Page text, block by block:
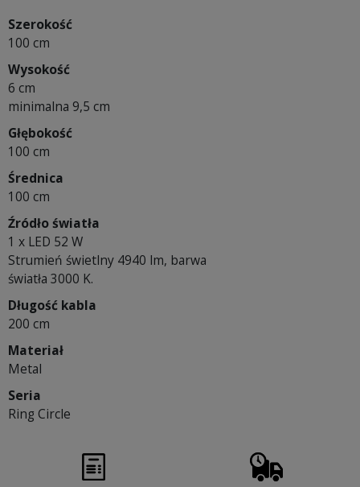
Szerokość
100 cm
Wysokość
6 cm
minimalna 9,5 cm
Głębokość
100 cm
Średnica
100 cm
Źródło światła
1 x LED 52 W
Strumień świetlny 4940 lm, barwa
światła 3000 K.
Długość kabla
200 cm
Materiał
Metal
Seria
Ring Circle